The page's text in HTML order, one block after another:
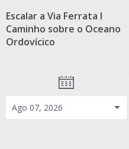
Escalar a Via Ferrata I
Caminho sobre o Oceano
Ordovícico